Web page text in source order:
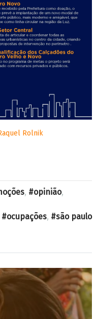
Rolnik
, opinião,
ocupações, são paulo